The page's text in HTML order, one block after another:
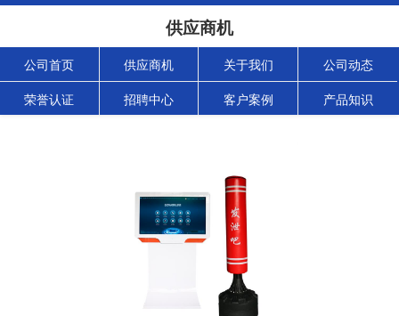
供应商机
公司首页 供应商机 关于我们 公司动态
荣誉认证 招聘中心 客户案例 产品知识